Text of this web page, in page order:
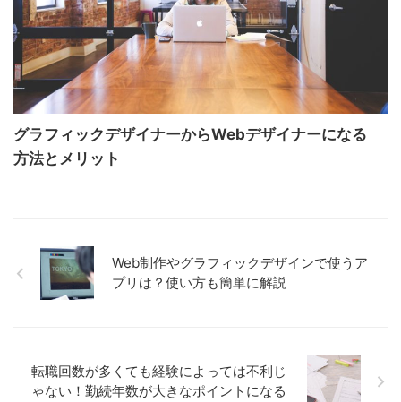
グラフィックデザイナーからWebデザイナーになる
方法とメリット
Web制作やグラフィックデザインで使うア
プリは？使い方も簡単に解説
転職回数が多くても経験によっては不利じ
ゃない！勤続年数が大きなポイントになる